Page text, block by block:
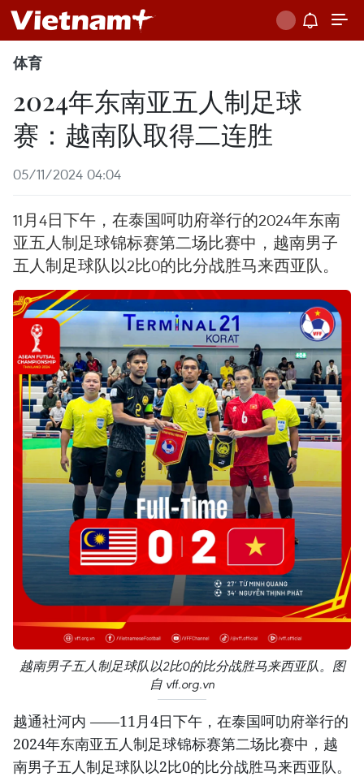
体育
2024年东南亚五人制足球
赛：越南队取得二连胜
05/11/2024 04:04
11月4日下午，在泰国呵叻府举行的2024年东南
亚五人制足球锦标赛第二场比赛中，越南男子
五人制足球队以2比0的比分战胜马来西亚队。
越南男子五人制足球队以2比0的比分战胜马来西亚队。图
自 vff.org.vn
越通社河内 ——11月4日下午，在泰国呵叻府举行的
2024年东南亚五人制足球锦标赛第二场比赛中，越
南男子五人制足球队以2比0的比分战胜马来西亚队。